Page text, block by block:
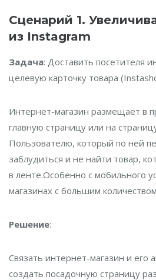
Сценарий 1.
из Instagram
Задача: Доставить посетителя
целевую карточку товара
Интернет-магазин размещает в
главную страницу или на
Пользователю, который по ней
заблудиться и не найти товар,
в ленте.Особенно с мобильного
магазинах с большим
Решение:
Связать интернет-магазин и его
создать посадочную страницу